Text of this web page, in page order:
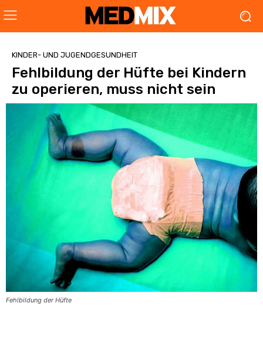
KINDER- UND JUGENDGESUNDHEIT
Fehlbildung der Hüfte bei Kindern
zu operieren, muss nicht sein
Fehlbildung der Hüfte